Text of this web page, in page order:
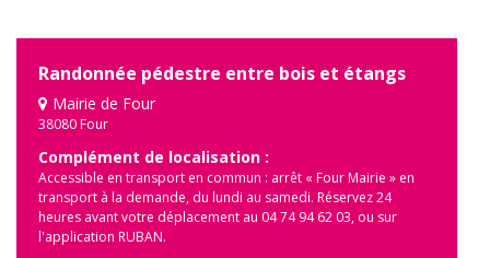
Randonnée pédestre entre bois et étangs
Mairie de Four
38080 Four
Complément de localisation :
Accessible en transport en commun : arrêt « Four Mairie » en
transport à la demande, du lundi au samedi. Réservez 24
heures avant votre déplacement au 04 74 94 62 03, ou sur
l'application RUBAN.